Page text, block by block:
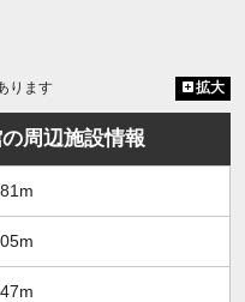
ります 拡大
周辺施設情報